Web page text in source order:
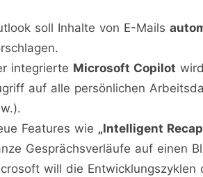
soll Inhalte von E-Mails
integrierte Microsoft Copilot
auf alle persönlichen
Features wie „Intelligent
Gesprächsverläufe auf einen
will die